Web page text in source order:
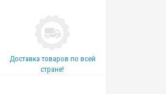
Доставка товаров по всей
стране!